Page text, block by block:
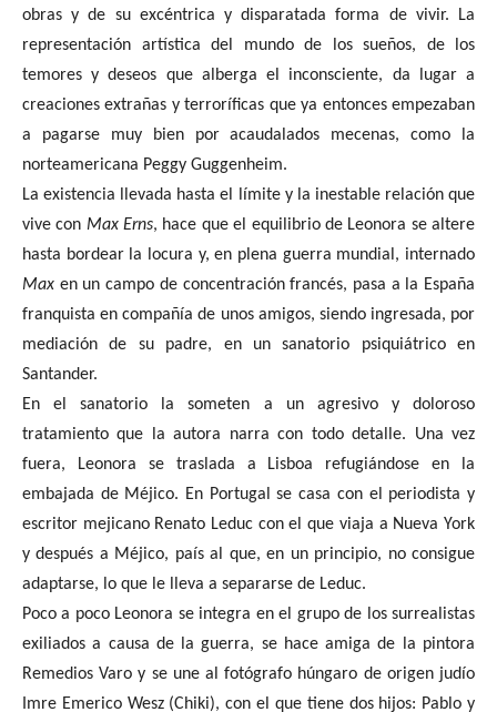
obras y de su excéntrica y disparatada forma de vivir. La
representación artística del mundo de los sueños, de los
temores y deseos que alberga el inconsciente, da lugar a
creaciones extrañas y terroríficas que ya entonces empezaban
a pagarse muy bien por acaudalados mecenas, como la
norteamericana Peggy Guggenheim.
La existencia llevada hasta el límite y la inestable relación que
vive con Max Erns, hace que el equilibrio de Leonora se altere
hasta bordear la locura y, en plena guerra mundial, internado
Max en un campo de concentración francés, pasa a la España
franquista en compañía de unos amigos, siendo ingresada, por
mediación de su padre, en un sanatorio psiquiátrico en
Santander.
En el sanatorio la someten a un agresivo y doloroso
tratamiento que la autora narra con todo detalle. Una vez
fuera, Leonora se traslada a Lisboa refugiándose en la
embajada de Méjico. En Portugal se casa con el periodista y
escritor mejicano Renato Leduc con el que viaja a Nueva York
y después a Méjico, país al que, en un principio, no consigue
adaptarse, lo que le lleva a separarse de Leduc.
Poco a poco Leonora se integra en el grupo de los surrealistas
exiliados a causa de la guerra, se hace amiga de la pintora
Remedios Varo y se une al fotógrafo húngaro de origen judío
Imre Emerico Wesz (Chiki), con el que tiene dos hijos: Pablo y